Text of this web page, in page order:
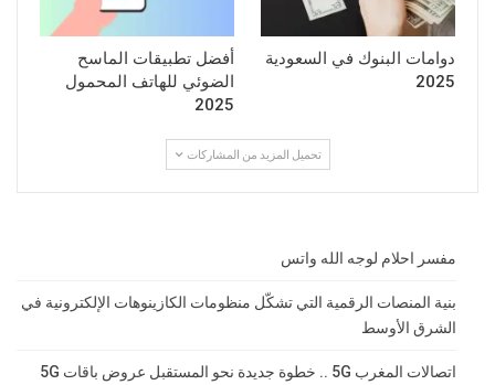
دوامات البنوك في السعودية
2025
أفضل تطبيقات الماسح
الضوئي للهاتف المحمول
2025
تحميل المزيد من المشاركات
مفسر احلام لوجه الله واتس
بنية المنصات الرقمية التي تشكّل منظومات الكازينوهات الإلكترونية في
الشرق الأوسط
اتصالات المغرب 5G .. خطوة جديدة نحو المستقبل عروض باقات 5G